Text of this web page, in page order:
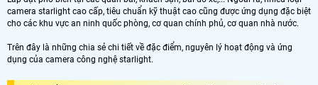
camera starlight cao cấp, tiêu chuẩn kỹ thuật cao cũng được ứng dụng đặc biệt
cho các khu vực an ninh quốc phòng, cơ quan chính phủ, cơ quan nhà nước.
Trên đây là những chia sẻ chi tiết về đặc điểm, nguyên lý hoạt động và ứng
dụng của camera công nghệ starlight.